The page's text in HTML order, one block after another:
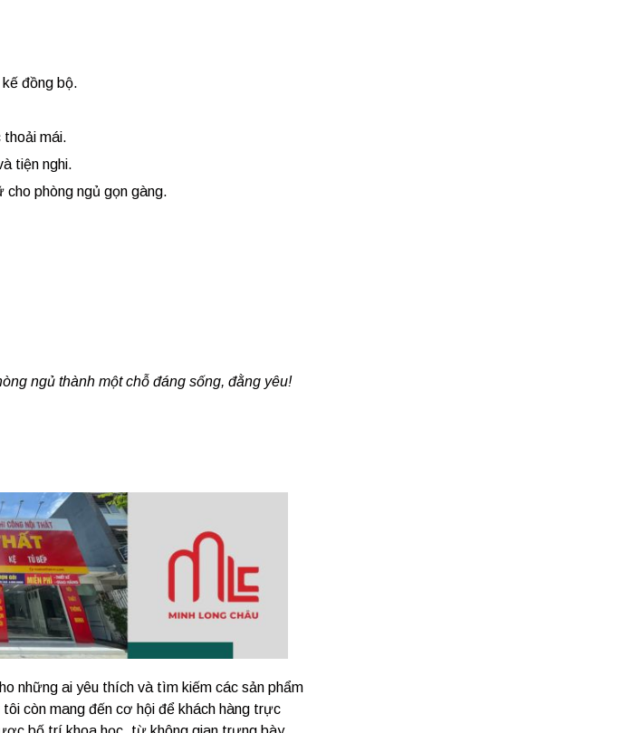
đồng bộ.
thoải mái.
tiện nghi.
phòng ngủ gọn gàng.
ngủ thành một chỗ đáng sống, đằng yêu!
những ai yêu thích và tìm kiếm các sản phẩm
còn mang đến cơ hội để khách hàng trực